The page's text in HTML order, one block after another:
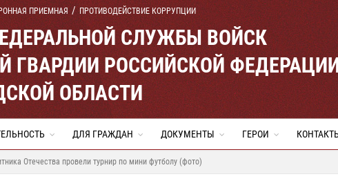
ПРИЕМНАЯ ПРОТИВОДЕЙСТВИЕ КОРРУПЦИИ
СЛУЖБЫ ВОЙСК
ГВАРДИИ РОССИЙСКОЙ
ОБЛАСТИ
ДЛЯ ГРАЖДАН ДОКУМЕНТЫ ГЕРОИ
Отечества провели турнир по мини футболу (фото)